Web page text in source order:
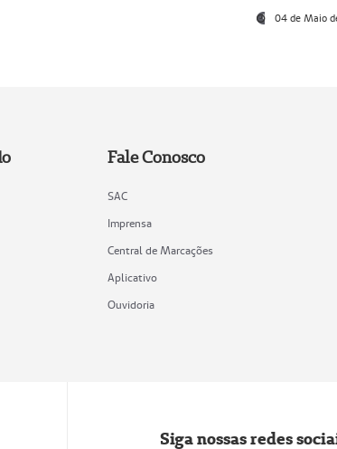
04 de Maio
Fale Conosco
SAC
Imprensa
Central de Marcações
Aplicativo
Ouvidoria
Siga nossas redes